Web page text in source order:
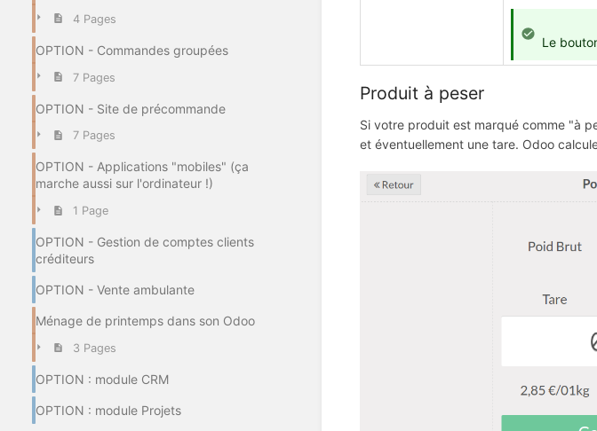
4 Pages
OPTION - Commandes groupées
7 Pages
OPTION - Site de précommande
7 Pages
OPTION - Applications "mobiles" (ça
marche aussi sur l'ordinateur !)
1 Page
OPTION - Gestion de comptes clients
créditeurs
OPTION - Vente ambulante
Ménage de printemps dans son Odoo
3 Pages
OPTION : module CRM
OPTION : module Projets
Le
Produit à peser
Si votre produit est marqué comme "à
et éventuellement une tare. Odoo